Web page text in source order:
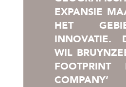
EXPANSIE
HET
INNOVATIE.
WIL
FOOTPRINT